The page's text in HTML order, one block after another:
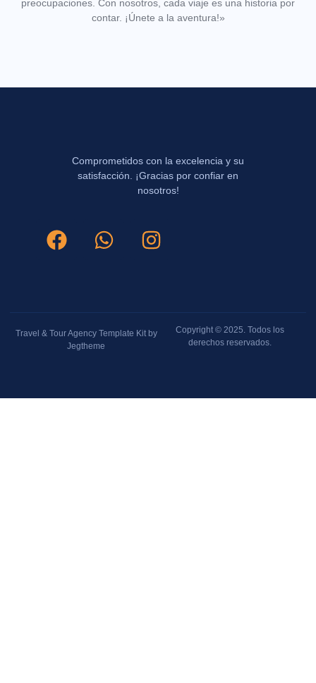
preocupaciones. Con nosotros, cada viaje es una historia por
contar. ¡Únete a la aventura!»
Comprometidos con la excelencia y su
satisfacción. ¡Gracias por confiar en
nosotros!
Travel & Tour Agency Template Kit by
Jegtheme
Copyright © 2025. Todos los
derechos reservados.